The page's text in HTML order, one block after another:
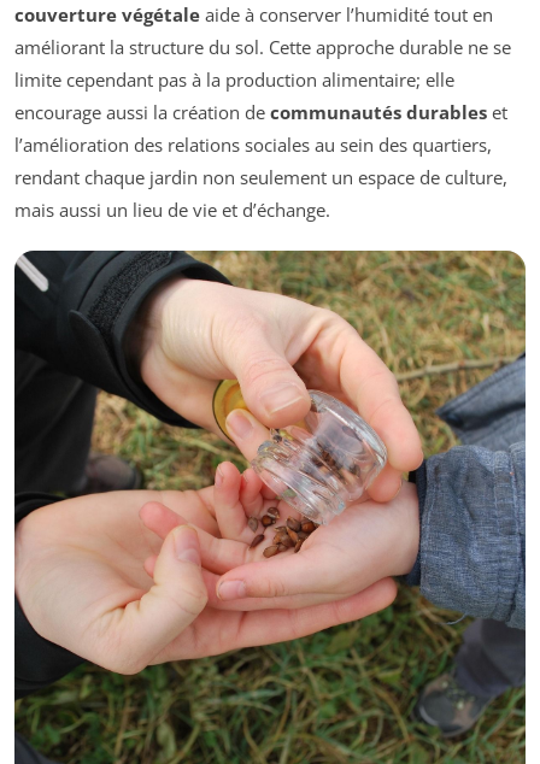
couverture végétale aide à conserver l’humidité tout en
améliorant la structure du sol. Cette approche durable ne se
limite cependant pas à la production alimentaire; elle
encourage aussi la création de communautés durables et
l’amélioration des relations sociales au sein des quartiers,
rendant chaque jardin non seulement un espace de culture,
mais aussi un lieu de vie et d’échange.